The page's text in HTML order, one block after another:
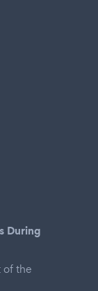
During
of the